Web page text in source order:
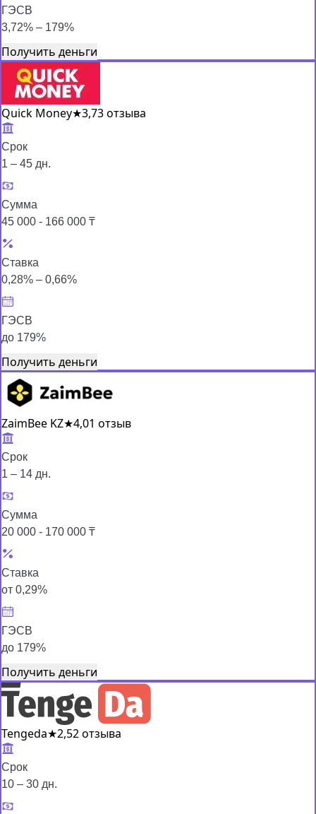
ГЭСВ
3,72% – 179%
Получить деньги
Quick Money★3,73 отзыва
Срок
1 – 45 дн.
Сумма
45 000 - 166 000 ₸
Ставка
0,28% – 0,66%
ГЭСВ
до 179%
Получить деньги
ZaimBee KZ★4,01 отзыв
Срок
1 – 14 дн.
Сумма
20 000 - 170 000 ₸
Ставка
от 0,29%
ГЭСВ
до 179%
Получить деньги
Tengeda★2,52 отзыва
Срок
10 – 30 дн.